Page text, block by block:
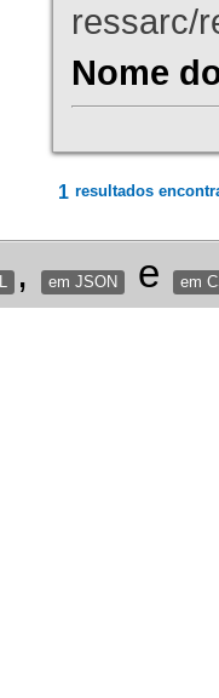
ressarc/
Nome
1 resultados
, em JSON e em